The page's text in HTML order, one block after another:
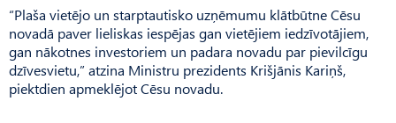
“Plaša vietējo un starptautisko uzņēmumu klātbūtne Cēsu
novadā paver lieliskas iespējas gan vietējiem iedzīvotājiem,
gan nākotnes investoriem un padara novadu par pievilcīgu
dzīvesvietu,” atzina Ministru prezidents Krišjānis Kariņš,
piektdien apmeklējot Cēsu novadu.